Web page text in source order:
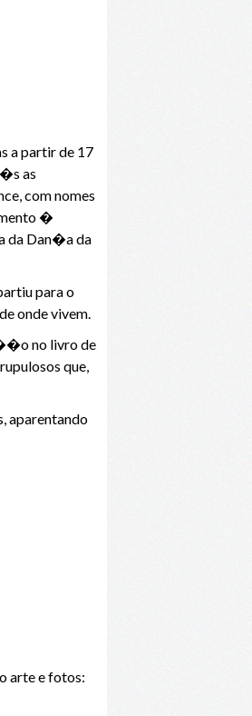
a partir de 17
as
com nomes
�
da Dan�a da
para o
onde vivem.
no livro de
que,
aparentando
e fotos: